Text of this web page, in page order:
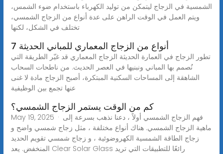
الشمسية في الزجاج ليتمكن من توليد الكهرباء باستخدام ضوء الشمس،
ويتم العمل في الوقت الراهن على عدة أنواع من الزجاج الشمسي،
تختلف في الشكل، لكنها
7 أنواع من الزجاج المعماري للمباني الحديثة
تطور الزجاج في العمارة الحديثة الزجاج المعماري قد غيّر الطريقة التي
نُصمم بها المباني ونبنيها في العصر الحديث. من ناطحات السحاب
الشاهقة إلى المساحات السكنية المبتكرة، أصبح الزجاج مادة لا غنى
عنها تجمع بين الوظيفية
كم من الوقت يستمر الزجاج الشمسي؟
May 19, 2025 · فهم الزجاج الشمسي أولاً ، دعنا نذهب بسرعة إلى
ماهية الزجاج الشمسي. هناك أنواع مختلفة ، مثل زجاج شمسي واضح و
زجاج الطاقة الشمسية الكهروضوئية ، و زجاج شمسي تقويم الحديد
المنخفض. يعد Clear Solar Glass رائعًا للتطبيقات التي تريد